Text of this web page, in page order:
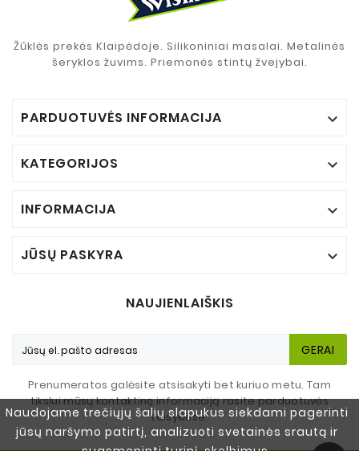
Naudojame trečiųjų šalių slapukus siekdami pagerinti
jūsų naršymo patirtį, analizuoti svetainės srautą ir
Žūklės prekės Klaipėdoje. Silikoniniai masalai. Metalinės
šeryklos žuvims. Priemonės stintų žvejybai.
PARDUOTUVĖS INFORMACIJA 
KATEGORIJOS 
INFORMACIJA 
JŪSŲ PASKYRA 
NAUJIENLAIŠKIS
GERAI
Prenumeratos galėsite atsisakyti bet kuriuo metu. Tam
tikslui mūsų kontaktinę informaciją rasite parduotuvės
taisyklėse.